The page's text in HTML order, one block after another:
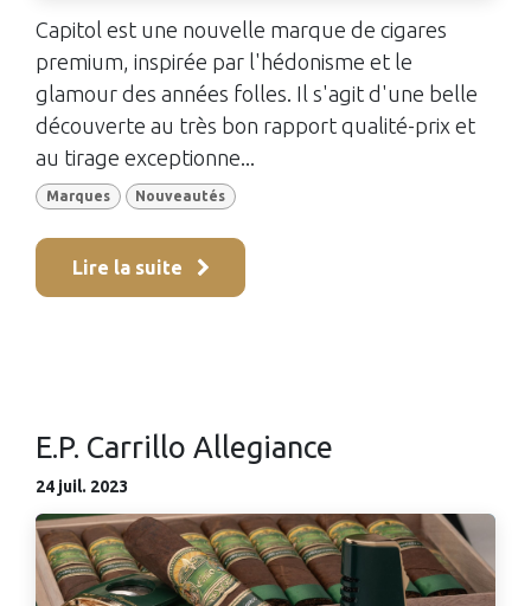
Capitol est une nouvelle marque de cigares
premium, inspirée par l'hédonisme et le
glamour des années folles. Il s'agit d'une belle
découverte au très bon rapport qualité-prix et
au tirage exceptionne...
Marques Nouveautés
Lire la suite
E.P. Carrillo Allegiance
24 juil. 2023